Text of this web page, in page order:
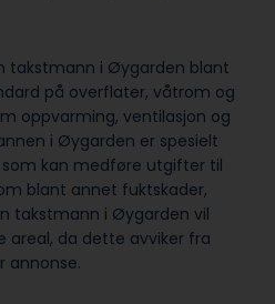
takstmann i Øygarden blant
på overflater, våtrom og
oppvarming, ventilasjon og
i Øygarden er spesielt
kan medføre utgifter til
blant annet fuktskader,
takstmann i Øygarden vil
areal, da dette avviker fra
annonse.